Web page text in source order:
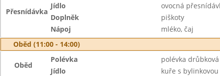
Přesnídávka
Jídlo
ovocná
Doplněk
piškoty
Nápoj
mléko, čaj
Oběd (11:00 - 14:00)
Oběd
Polévka
polévka
Jídlo
kuře s